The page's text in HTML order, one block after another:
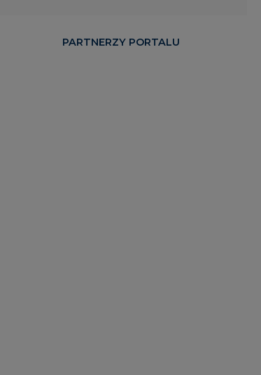
PARTNERZY PORTALU